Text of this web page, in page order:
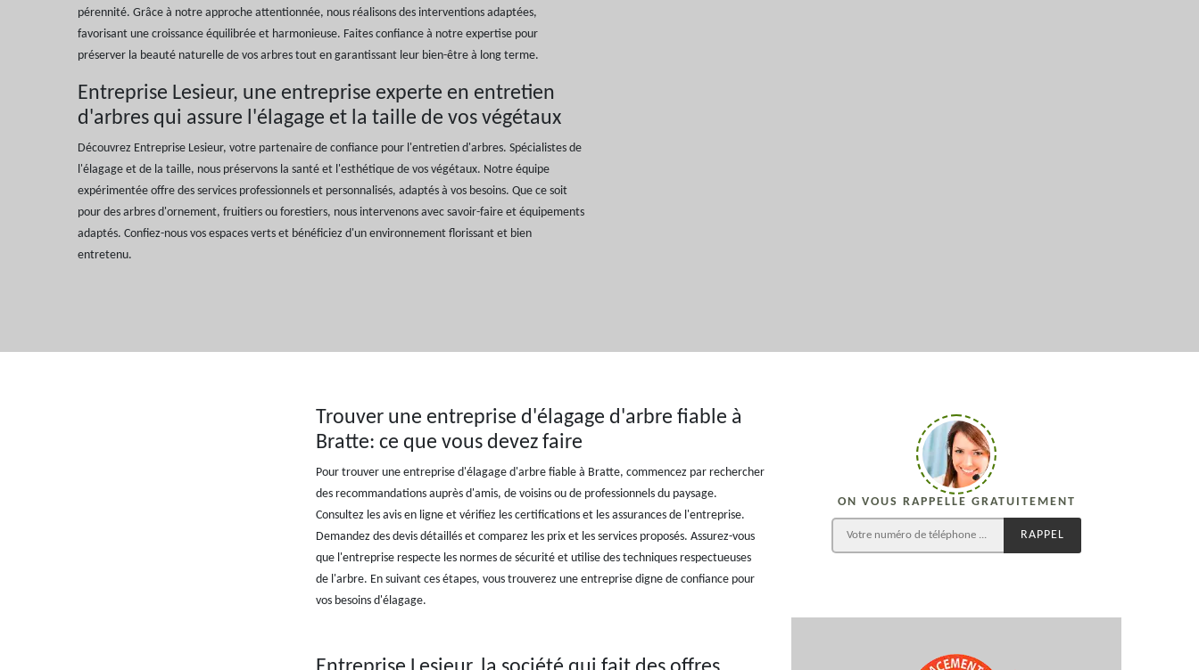
pérennité. Grâce à notre approche attentionnée, nous réalisons des interventions adaptées,
favorisant une croissance équilibrée et harmonieuse. Faites confiance à notre expertise pour
préserver la beauté naturelle de vos arbres tout en garantissant leur bien-être à long terme.
Entreprise Lesieur, une entreprise experte en entretien
d'arbres qui assure l'élagage et la taille de vos végétaux
Découvrez Entreprise Lesieur, votre partenaire de confiance pour l'entretien d'arbres. Spécialistes de
l'élagage et de la taille, nous préservons la santé et l'esthétique de vos végétaux. Notre équipe
expérimentée offre des services professionnels et personnalisés, adaptés à vos besoins. Que ce soit
pour des arbres d'ornement, fruitiers ou forestiers, nous intervenons avec savoir-faire et équipements
adaptés. Confiez-nous vos espaces verts et bénéficiez d'un environnement florissant et bien
entretenu.
Trouver une entreprise d'élagage d'arbre fiable à
Bratte: ce que vous devez faire
Pour trouver une entreprise d'élagage d'arbre fiable à Bratte, commencez par rechercher
des recommandations auprès d'amis, de voisins ou de professionnels du paysage.
Consultez les avis en ligne et vérifiez les certifications et les assurances de l'entreprise.
Demandez des devis détaillés et comparez les prix et les services proposés. Assurez-vous
que l'entreprise respecte les normes de sécurité et utilise des techniques respectueuses
de l'arbre. En suivant ces étapes, vous trouverez une entreprise digne de confiance pour
vos besoins d'élagage.
ON VOUS RAPPELLE GRATUITEMENT